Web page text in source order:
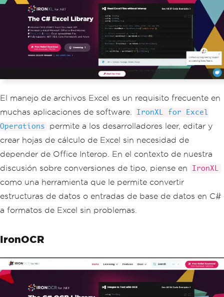
El manejo de archivos Excel es un requisito frecuente en
muchas aplicaciones de software.
IronXL for Excel
Operations
permite a los desarrolladores leer, editar y
crear hojas de cálculo de Excel sin necesidad de
depender de Office Interop. En el contexto de nuestra
discusión sobre conversiones de tipo, piense en
IronXL
como una herramienta que le permite convertir
estructuras de datos o entradas de base de datos en C#
a formatos de Excel sin problemas.
IronOCR